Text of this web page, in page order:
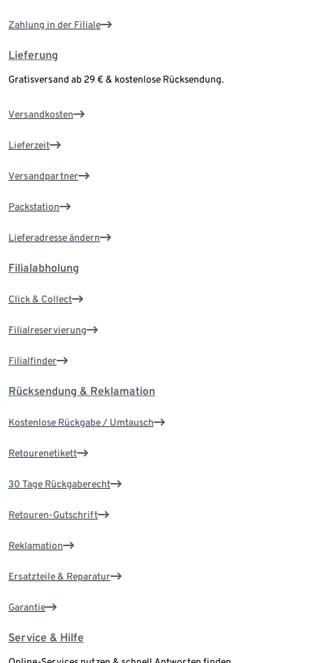
Zahlung in der Filiale
Lieferung
Gratisversand ab 29 € & kostenlose Rücksendung.
Versandkosten
Lieferzeit
Versandpartner
Packstation
Lieferadresse ändern
Filialabholung
Click & Collect
Filialreservierung
Filialfinder
Rücksendung & Reklamation
Kostenlose Rückgabe / Umtausch
Retourenetikett
30 Tage Rückgaberecht
Retouren-Gutschrift
Reklamation
Ersatzteile & Reparatur
Garantie
Service & Hilfe